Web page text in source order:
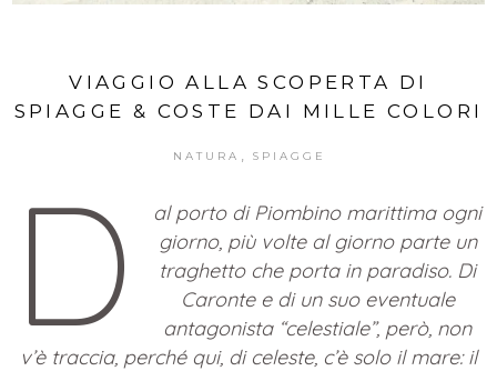
VIAGGIO ALLA SCOPERTA DI
SPIAGGE & COSTE DAI MILLE COLORI
NATURA SPIAGGE
D
al porto di Piombino marittima ogni
giorno, più volte al giorno parte un
traghetto che porta in paradiso. Di
Caronte e di un suo eventuale
antagonista “celestiale”, però, non
v’è traccia, perché qui, di celeste, c’è solo il mare: il